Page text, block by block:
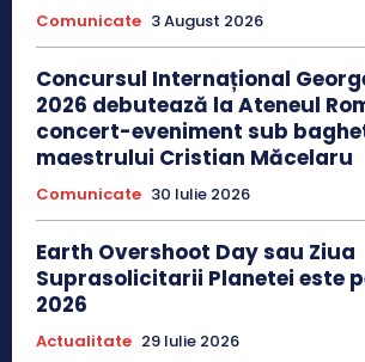
Comunicate 3 August 2026
Concursul Internațional
2026 debutează la Ateneul
concert-eveniment sub
maestrului Cristian Măcelaru
Comunicate 30 Iulie 2026
Earth Overshoot Day sau Ziua
Suprasolicitarii Planetei este
2026
Actualitate 29 Iulie 2026